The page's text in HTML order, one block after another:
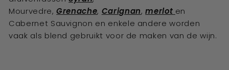
Mourvedre, Grenache, Carignan, merlot en
Cabernet Sauvignon en enkele andere worden
vaak als blend gebruikt voor de maken van de wijn.